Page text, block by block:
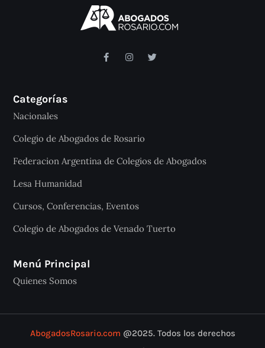
Categorías
Nacionales
Colegio de Abogados de Rosario
Federacion Argentina de Colegios de Abogados
Lesa Humanidad
Cursos, Conferencias, Eventos
Colegio de Abogados de Venado Tuerto
Menú Principal
Quienes Somos
AbogadosRosario.com @2025. Todos los derechos